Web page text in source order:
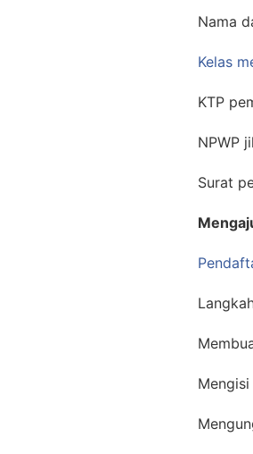
Nama
Kelas
KTP
NPWP
Surat